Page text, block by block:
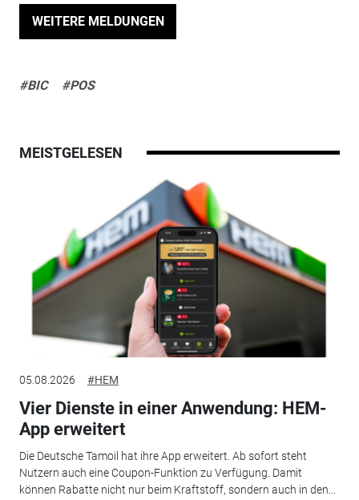
WEITERE MELDUNGEN
#BIC #POS
MEISTGELESEN
05.08.2026 #HEM
Vier Dienste in einer Anwendung: HEM-
App erweitert
Die Deutsche Tamoil hat ihre App erweitert. Ab sofort steht
Nutzern auch eine Coupon-Funktion zu Verfügung. Damit
können Rabatte nicht nur beim Kraftstoff, sondern auch in den...